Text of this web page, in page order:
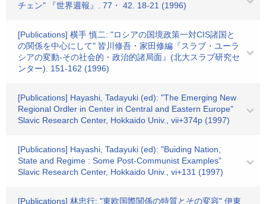
チェン" 『世界週報』. 77・ 42. 18-21 (1996)
[Publications] 横手 慎二: "ロシアの国境政策一対CIS諸国と
の関係を中心にして" 皆川修吾・家田修編『スラブ・ユーラ
シアの変動-その社会的・政治的諸局面』(北大スラブ研究セ
ンター). 151-162 (1996)
[Publications] Hayashi, Tadayuki (ed): "The Emerging New
Regional Ordler in Center in Central and Eastern Europe"
Slavic Research Center, Hokkaido Univ., vii+374p (1997)
[Publications] Hayashi, Tadayuki (ed): "Buiding Nation,
State and Regime : Some Post-Communist Examples"
Slavic Research Center, Hokkaido Univ., vi+131 (1997)
[Publications] 林忠行: "東欧国際関係の特質とその変容" 伊東